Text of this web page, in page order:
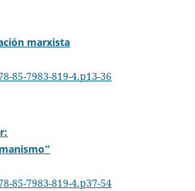
marxista
85-7983-819-4.p13-36
85-7983-819-4.p37-54